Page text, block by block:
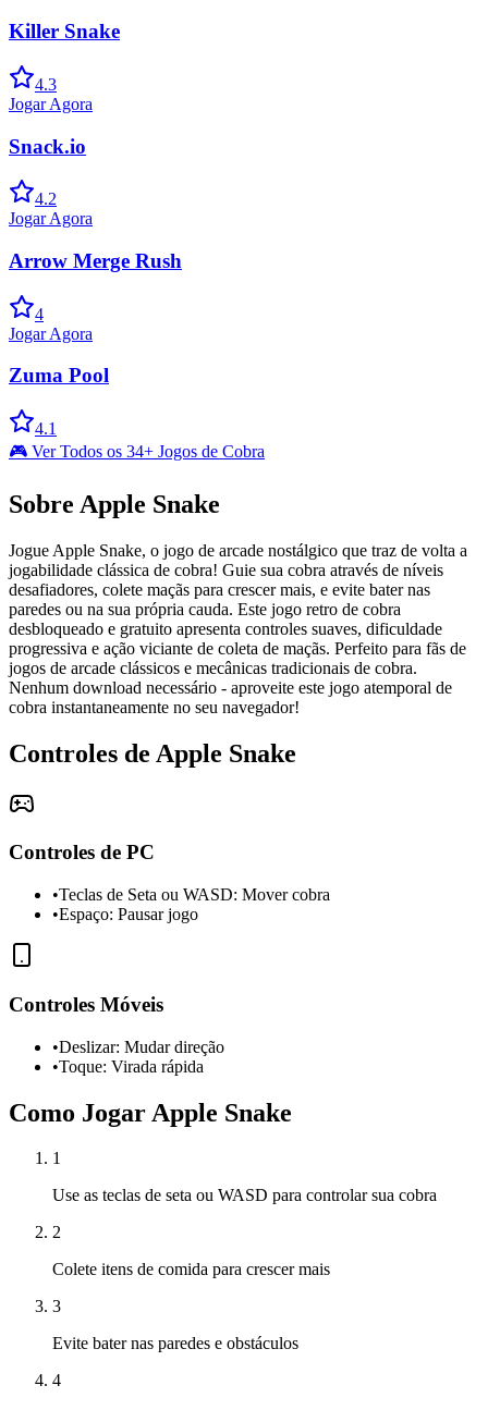
Killer Snake
4.3
Jogar Agora
Snack.io
4.2
Jogar Agora
Arrow Merge Rush
4
Jogar Agora
Zuma Pool
4.1
🎮 Ver Todos os 34+ Jogos de Cobra
Sobre Apple Snake
Jogue Apple Snake, o jogo de arcade nostálgico que traz de volta a
jogabilidade clássica de cobra! Guie sua cobra através de níveis
desafiadores, colete maçãs para crescer mais, e evite bater nas
paredes ou na sua própria cauda. Este jogo retro de cobra
desbloqueado e gratuito apresenta controles suaves, dificuldade
progressiva e ação viciante de coleta de maçãs. Perfeito para fãs de
jogos de arcade clássicos e mecânicas tradicionais de cobra.
Nenhum download necessário - aproveite este jogo atemporal de
cobra instantaneamente no seu navegador!
Controles de Apple Snake
Controles de PC
•Teclas de Seta ou WASD: Mover cobra
•Espaço: Pausar jogo
Controles Móveis
•Deslizar: Mudar direção
•Toque: Virada rápida
Como Jogar Apple Snake
1
Use as teclas de seta ou WASD para controlar sua cobra
2
Colete itens de comida para crescer mais
3
Evite bater nas paredes e obstáculos
4